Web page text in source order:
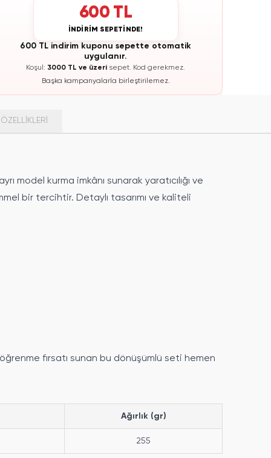
600 TL
İNDİRİM SEPETİNDE!
600 TL indirim kuponu sepette otomatik
uygulanır.
Koşul: 3000 TL ve üzeri sepet. Kod gerekmez.
Başka kampanyalarla birleştirilemez.
model kurma imkânı sunarak yaratıcılığı ve
bir tercihtir. Detaylı tasarımı ve kaliteli
fırsatı sunan bu dönüşümlü seti hemen
Ağırlık (gr)
255